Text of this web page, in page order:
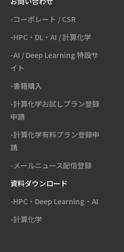
-コーポレート / CSR
-HPC・DL・AI / 計算化学
-AI / Deep Learning 特設サ
イト
-書籍購入
-計算化学お試しプラン登録
申請
-計算化学有料プラン登録申
請
-メールニュース配信登録
資料ダウンロード
-HPC・Deep Learning・AI
-計算化学